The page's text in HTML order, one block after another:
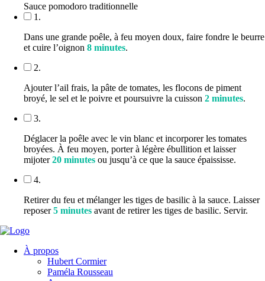
Sauce pomodoro traditionnelle
1.
Dans une grande poêle, à feu moyen doux, faire fondre le beurre
et cuire l’oignon 8 minutes.
2.
Ajouter l’ail frais, la pâte de tomates, les flocons de piment
broyé, le sel et le poivre et poursuivre la cuisson 2 minutes.
3.
Déglacer la poêle avec le vin blanc et incorporer les tomates
broyées. À feu moyen, porter à légère ébullition et laisser
mijoter20 minutes ou jusqu’à ce que la sauce épaississe.
4.
Retirer du feu et mélanger les tiges de basilic à la sauce. Laisser
reposer5 minutes avant de retirer les tiges de basilic. Servir.
À propos
Hubert Cormier
Paméla Rousseau